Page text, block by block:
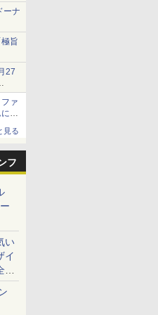
ーナ
旨
27
施
ァ
ま
見る
フ
い
イ
ィ